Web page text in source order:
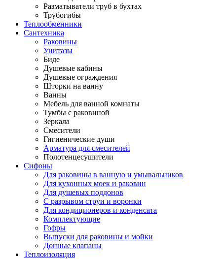
Разматыватели труб в бухтах
Трубогибы
Теплообменники
Сантехника
Раковины
Унитазы
Биде
Душевые кабины
Душевые ограждения
Шторки на ванну
Ванны
Мебель для ванной комнаты
Тумбы с раковиной
Зеркала
Смесители
Гигиенические души
Арматура для смесителей
Полотенцесушители
Сифоны
Для раковины в ванную и умывальников
Для кухонных моек и раковин
Для душевых поддонов
С разрывом струи и воронки
Для кондиционеров и конденсата
Комплектующие
Гофры
Выпуски для раковины и мойки
Донные клапаны
Теплоизоляция